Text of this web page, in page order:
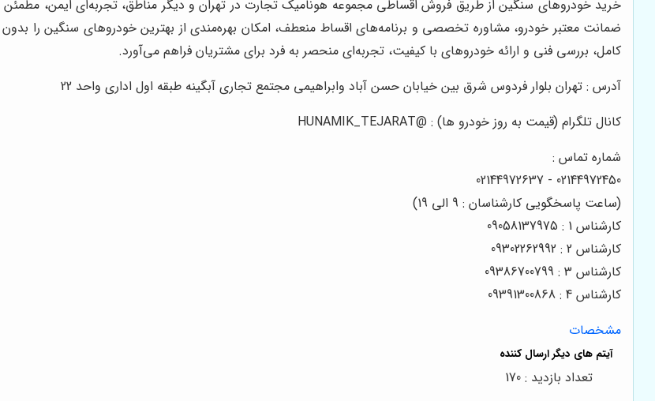
خرید خودروهای سنگین از طریق فروش اقساطی مجموعه هونامیک تجارت در تهران و دیگر مناطق، تجربه‌ای ایمن،
ضمانت معتبر خودرو، مشاوره تخصصی و برنامه‌های اقساط منعطف، امکان بهره‌مندی از بهترین خودروهای سنگین را
کامل، بررسی فنی و ارائه خودروهای با کیفیت، تجربه‌ای منحصر به فرد برای مشتریان فراهم می‌آورد.
آدرس : تهران بلوار فردوس شرق بین خیابان حسن آباد وابراهیمی مجتمع تجاری آبگینه طبقه اول اداری واحد 22
کانال تلگرام (قیمت به روز خودرو ها) : @HUNAMIK_TEJARAT
شماره تماس :
02144972450 - 02144972637
(ساعت پاسخگویی کارشناسان : 9 الی 19)
کارشناس 1 : 09058137975
کارشناس 2 : 09302262992
کارشناس 3 : 09386700799
کارشناس 4 : 09391300868
مشخصات
تعداد بازدید : 170